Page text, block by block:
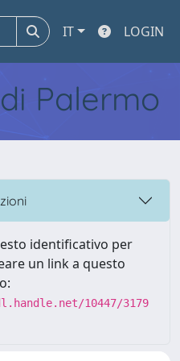
IT LOGIN
Palermo
identificativo per
un link a questo
10447/3179